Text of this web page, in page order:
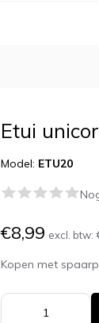
Etui
Model: ETU20
€8,99 excl. btw:
Kopen met